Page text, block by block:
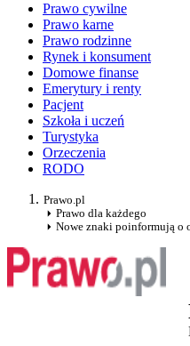
Prawo cywilne
Prawo karne
Prawo rodzinne
Rynek i konsument
Domowe finanse
Emerytury i renty
Pacjent
Szkoła i uczeń
Turystyka
Orzeczenia
RODO
Prawo.pl
Prawo dla każdego
Nowe znaki poinformują o